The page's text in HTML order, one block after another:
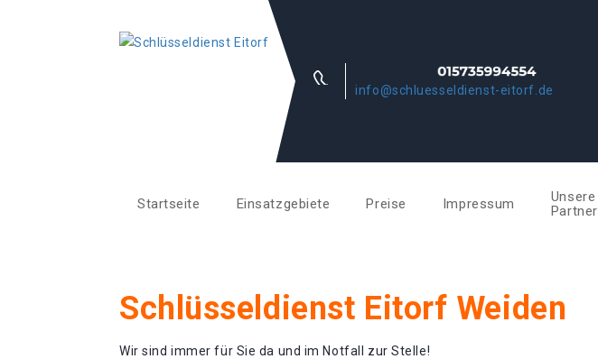
info@schluesseldienst-eitorf.de
Startseite Einsatzgebiete Preise Impressum
Unsere
Partner
Schlüsseldienst Eitorf Weiden
Wir sind immer für Sie da und im Notfall zur Stelle!